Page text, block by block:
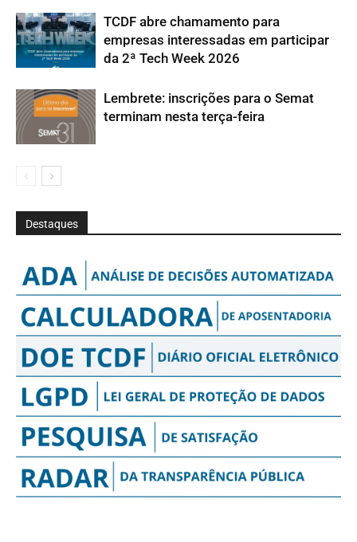
TCDF abre chamamento para
empresas interessadas em participar
da 2ª Tech Week 2026
Lembrete: inscrições para o Semat
terminam nesta terça-feira
Destaques